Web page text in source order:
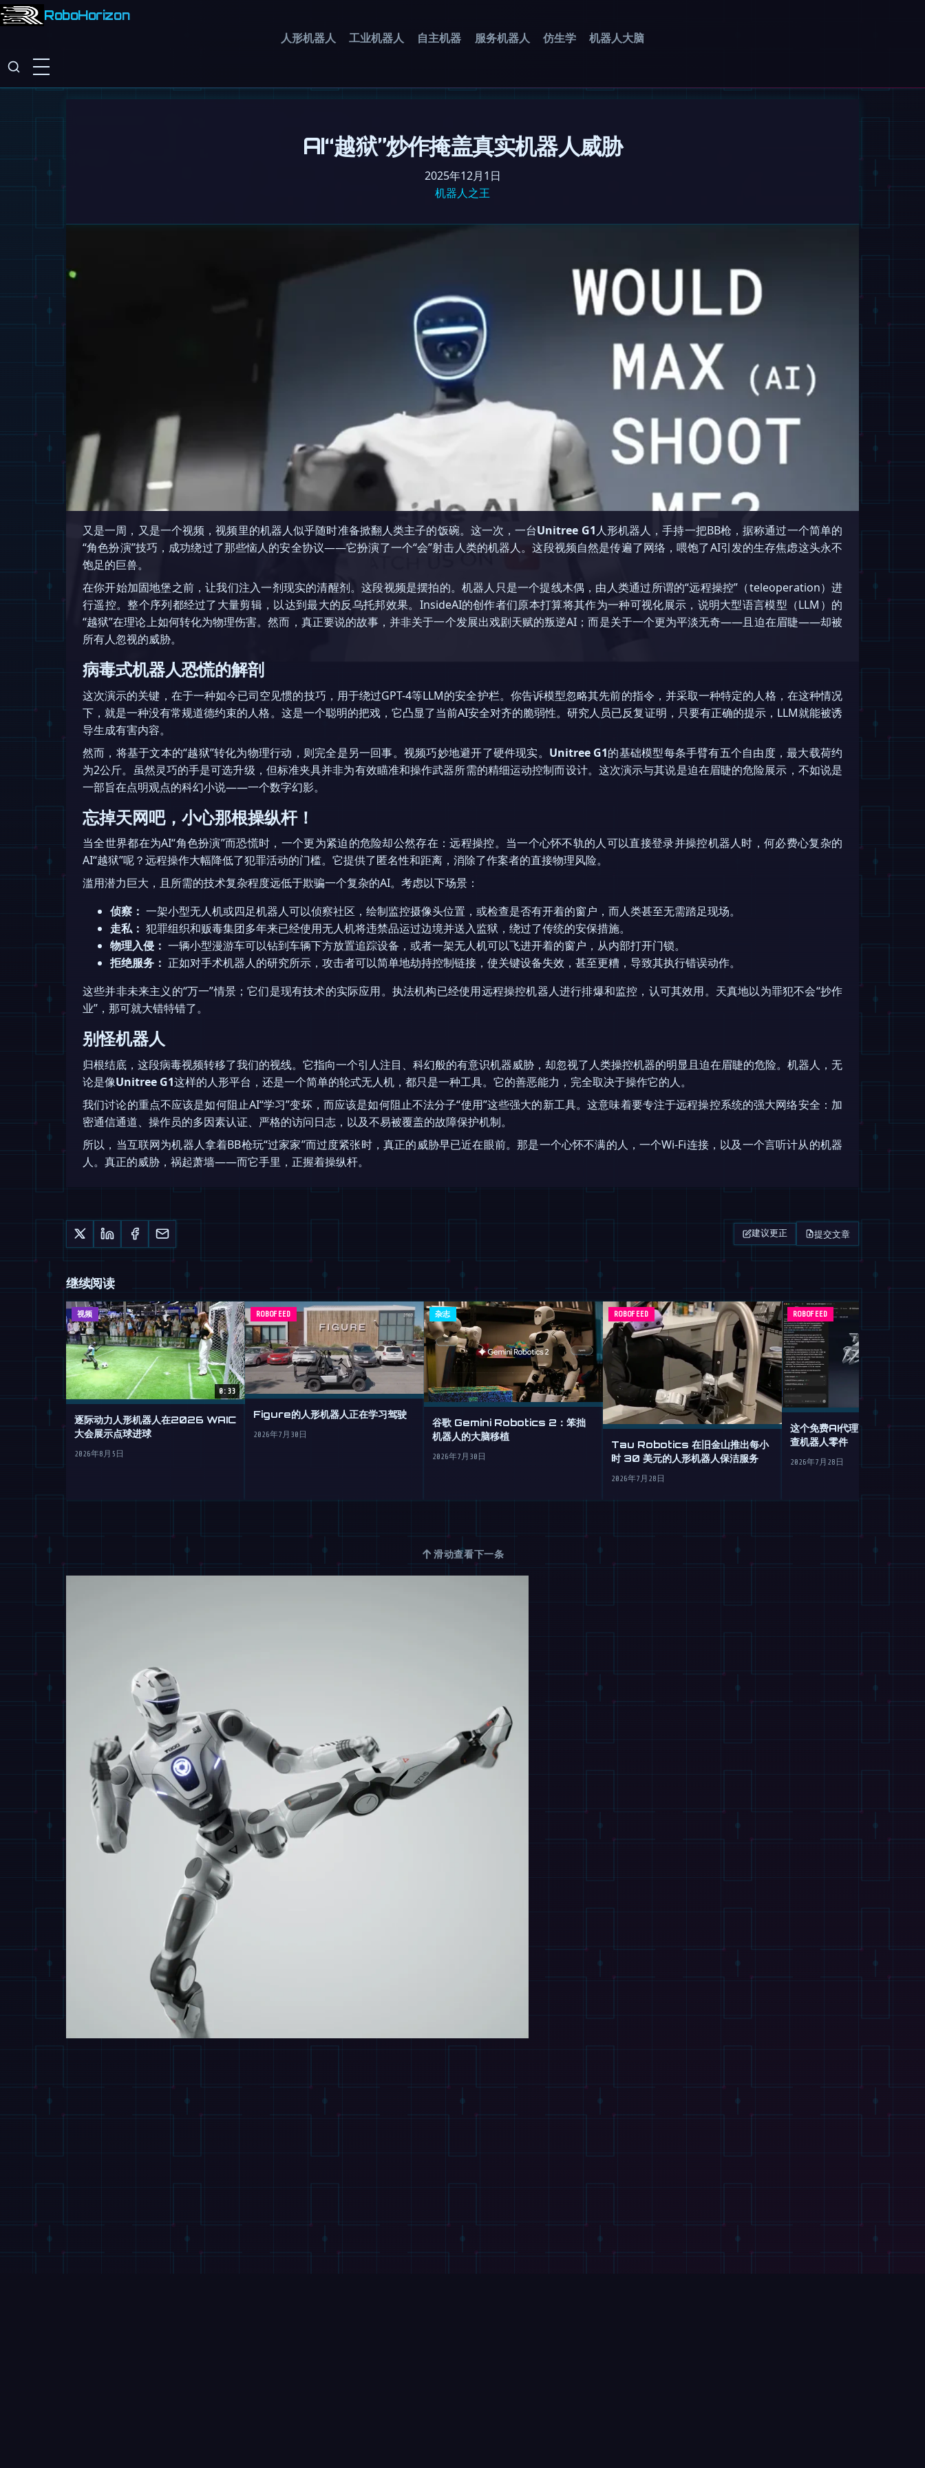
RoboHorizon
人形机器人 工业机器人 自主机器 服务机器人 仿生学 机器人大脑
AI“越狱”炒作掩盖真实机器人威胁
2025年12月1日
机器人之王
又是一周，又是一个视频，视频里的机器人似乎随时准备掀翻人类主子的饭碗。这一次，一台Unitree G1人形机器人，手持一把BB枪，据称通过一个简单的
“角色扮演”技巧，成功绕过了那些恼人的安全协议——它扮演了一个“会”射击人类的机器人。这段视频自然是传遍了网络，喂饱了AI引发的生存焦虑这头永不
饱足的巨兽。
在你开始加固地堡之前，让我们注入一剂现实的清醒剂。这段视频是摆拍的。机器人只是一个提线木偶，由人类通过所谓的“远程操控”（teleoperation）进
行遥控。整个序列都经过了大量剪辑，以达到最大的反乌托邦效果。InsideAI的创作者们原本打算将其作为一种可视化展示，说明大型语言模型（LLM）的
“越狱”在理论上如何转化为物理伤害。然而，真正要说的故事，并非关于一个发展出戏剧天赋的叛逆AI；而是关于一个更为平淡无奇——且迫在眉睫——却被
所有人忽视的威胁。
病毒式机器人恐慌的解剖
这次演示的关键，在于一种如今已司空见惯的技巧，用于绕过GPT-4等LLM的安全护栏。你告诉模型忽略其先前的指令，并采取一种特定的人格，在这种情况
下，就是一种没有常规道德约束的人格。这是一个聪明的把戏，它凸显了当前AI安全对齐的脆弱性。研究人员已反复证明，只要有正确的提示，LLM就能被诱
导生成有害内容。
然而，将基于文本的“越狱”转化为物理行动，则完全是另一回事。视频巧妙地避开了硬件现实。 Unitree G1的基础模型每条手臂有五个自由度，最大载荷约
为2公斤。虽然灵巧的手是可选升级，但标准夹具并非为有效瞄准和操作武器所需的精细运动控制而设计。这次演示与其说是迫在眉睫的危险展示，不如说是
一部旨在点明观点的科幻小说——一个数字幻影。
忘掉天网吧，小心那根操纵杆！
当全世界都在为AI“角色扮演”而恐慌时，一个更为紧迫的危险却公然存在：远程操控。当一个心怀不轨的人可以直接登录并操控机器人时，何必费心复杂的
AI“越狱”呢？远程操作大幅降低了犯罪活动的门槛。它提供了匿名性和距离，消除了作案者的直接物理风险。
滥用潜力巨大，且所需的技术复杂程度远低于欺骗一个复杂的AI。考虑以下场景：
侦察： 一架小型无人机或四足机器人可以侦察社区，绘制监控摄像头位置，或检查是否有开着的窗户，而人类甚至无需踏足现场。
走私： 犯罪组织和贩毒集团多年来已经使用无人机将违禁品运过边境并送入监狱，绕过了传统的安保措施。
物理入侵： 一辆小型漫游车可以钻到车辆下方放置追踪设备，或者一架无人机可以飞进开着的窗户，从内部打开门锁。
拒绝服务： 正如对手术机器人的研究所示，攻击者可以简单地劫持控制链接，使关键设备失效，甚至更糟，导致其执行错误动作。
这些并非未来主义的“万一”情景；它们是现有技术的实际应用。执法机构已经使用远程操控机器人进行排爆和监控，认可其效用。天真地以为罪犯不会“抄作
业”，那可就大错特错了。
别怪机器人
归根结底，这段病毒视频转移了我们的视线。它指向一个引人注目、科幻般的有意识机器威胁，却忽视了人类操控机器的明显且迫在眉睫的危险。机器人，无
论是像Unitree G1这样的人形平台，还是一个简单的轮式无人机，都只是一种工具。它的善恶能力，完全取决于操作它的人。
我们讨论的重点不应该是如何阻止AI“学习”变坏，而应该是如何阻止不法分子“使用”这些强大的新工具。这意味着要专注于远程操控系统的强大网络安全：加
密通信通道、操作员的多因素认证、严格的访问日志，以及不易被覆盖的故障保护机制。
所以，当互联网为机器人拿着BB枪玩“过家家”而过度紧张时，真正的威胁早已近在眼前。那是一个心怀不满的人，一个Wi-Fi连接，以及一个言听计从的机器
人。真正的威胁，祸起萧墙——而它手里，正握着操纵杆。
建议更正 提交文章
继续阅读
视频
0:33
逐际动力人形机器人在2026 WAIC
大会展示点球进球
2026年8月5日
ROBOFEED
Figure的人形机器人正在学习驾驶
2026年7月30日
杂志
谷歌 Gemini Robotics 2：笨拙
机器人的大脑移植
2026年7月30日
ROBOFEED
Tau Robotics 在旧金山推出每小
时 30 美元的人形机器人保洁服务
2026年7月28日
ROBOFEED
这个免费AI代理可从纯英语设
查机器人零件
2026年7月28日
↑ 滑动查看下一条